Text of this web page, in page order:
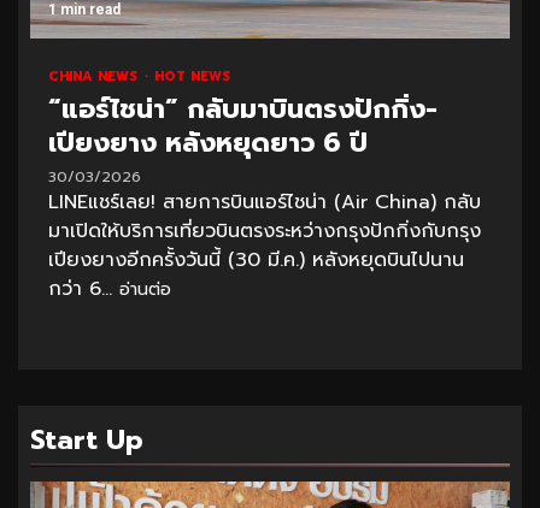
1 min read
CHINA NEWS HOT NEWS
“แอร์ไชน่า” กลับมาบินตรงปักกิ่ง-
เปียงยาง หลังหยุดยาว 6 ปี
30/03/2026
LINEแชร์เลย! สายการบินแอร์ไชน่า (Air China) กลับ
มาเปิดให้บริการเที่ยวบินตรงระหว่างกรุงปักกิ่งกับกรุง
เปียงยางอีกครั้งวันนี้ (30 มี.ค.) หลังหยุดบินไปนาน
กว่า 6... อ่านต่อ
Start Up